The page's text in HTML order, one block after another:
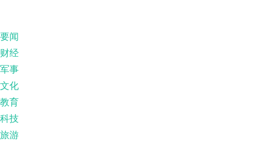
要闻
财经
军事
文化
教育
科技
旅游